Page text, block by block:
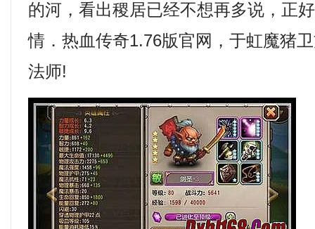
的河，看出稷居已经不想再多说，正
情．热血传奇1.76版官网，于虹魔猪
法师!